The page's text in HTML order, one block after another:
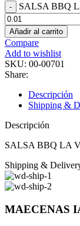
SALSA BBQ
Añadir al carrito
Compare
Add to wishlist
SKU: 00-00701
Share:
Descripción
Shipping &
Descripción
SALSA BBQ LA
Shipping &
MAECENAS